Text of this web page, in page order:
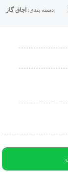
دسته بندی:اجاق گاز